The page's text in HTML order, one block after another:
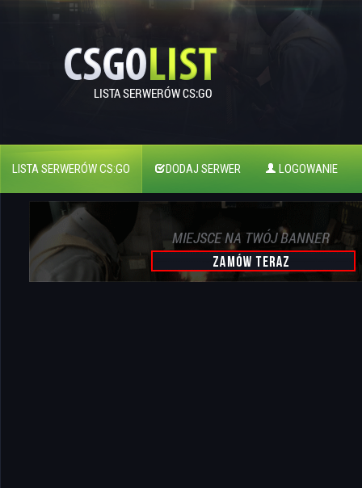
LISTA SERWERÓW CS:GO DODAJ SERWER LOGOWANIE